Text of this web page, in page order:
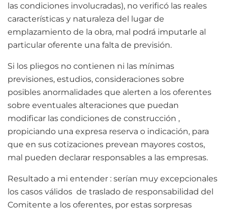
las condiciones involucradas), no verificó las reales
características y naturaleza del lugar de
emplazamiento de la obra, mal podrá imputarle al
particular oferente una falta de previsión.
Si los pliegos no contienen ni las mínimas
previsiones, estudios, consideraciones sobre
posibles anormalidades que alerten a los oferentes
sobre eventuales alteraciones que puedan
modificar las condiciones de construcción ,
propiciando una expresa reserva o indicación, para
que en sus cotizaciones prevean mayores costos,
mal pueden declarar responsables a las empresas.
Resultado a mi entender : serían muy excepcionales
los casos válidos de traslado de responsabilidad del
Comitente a los oferentes, por estas sorpresas